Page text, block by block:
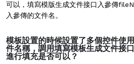
可以，填寫模版生成文件接口入參傳
入參傳的文件名。
模板設置的時候設置了多個控件使
件名稱，調用填寫模板生成文件接
進行填充是否可以？